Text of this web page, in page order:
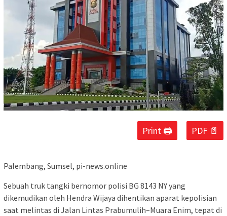
Print 🖨 PDF 📄
Palembang, Sumsel, pi-news.online
Sebuah truk tangki bernomor polisi BG 8143 NY yang
dikemudikan oleh Hendra Wijaya dihentikan aparat kepolisian
saat melintas di Jalan Lintas Prabumulih–Muara Enim, tepat di